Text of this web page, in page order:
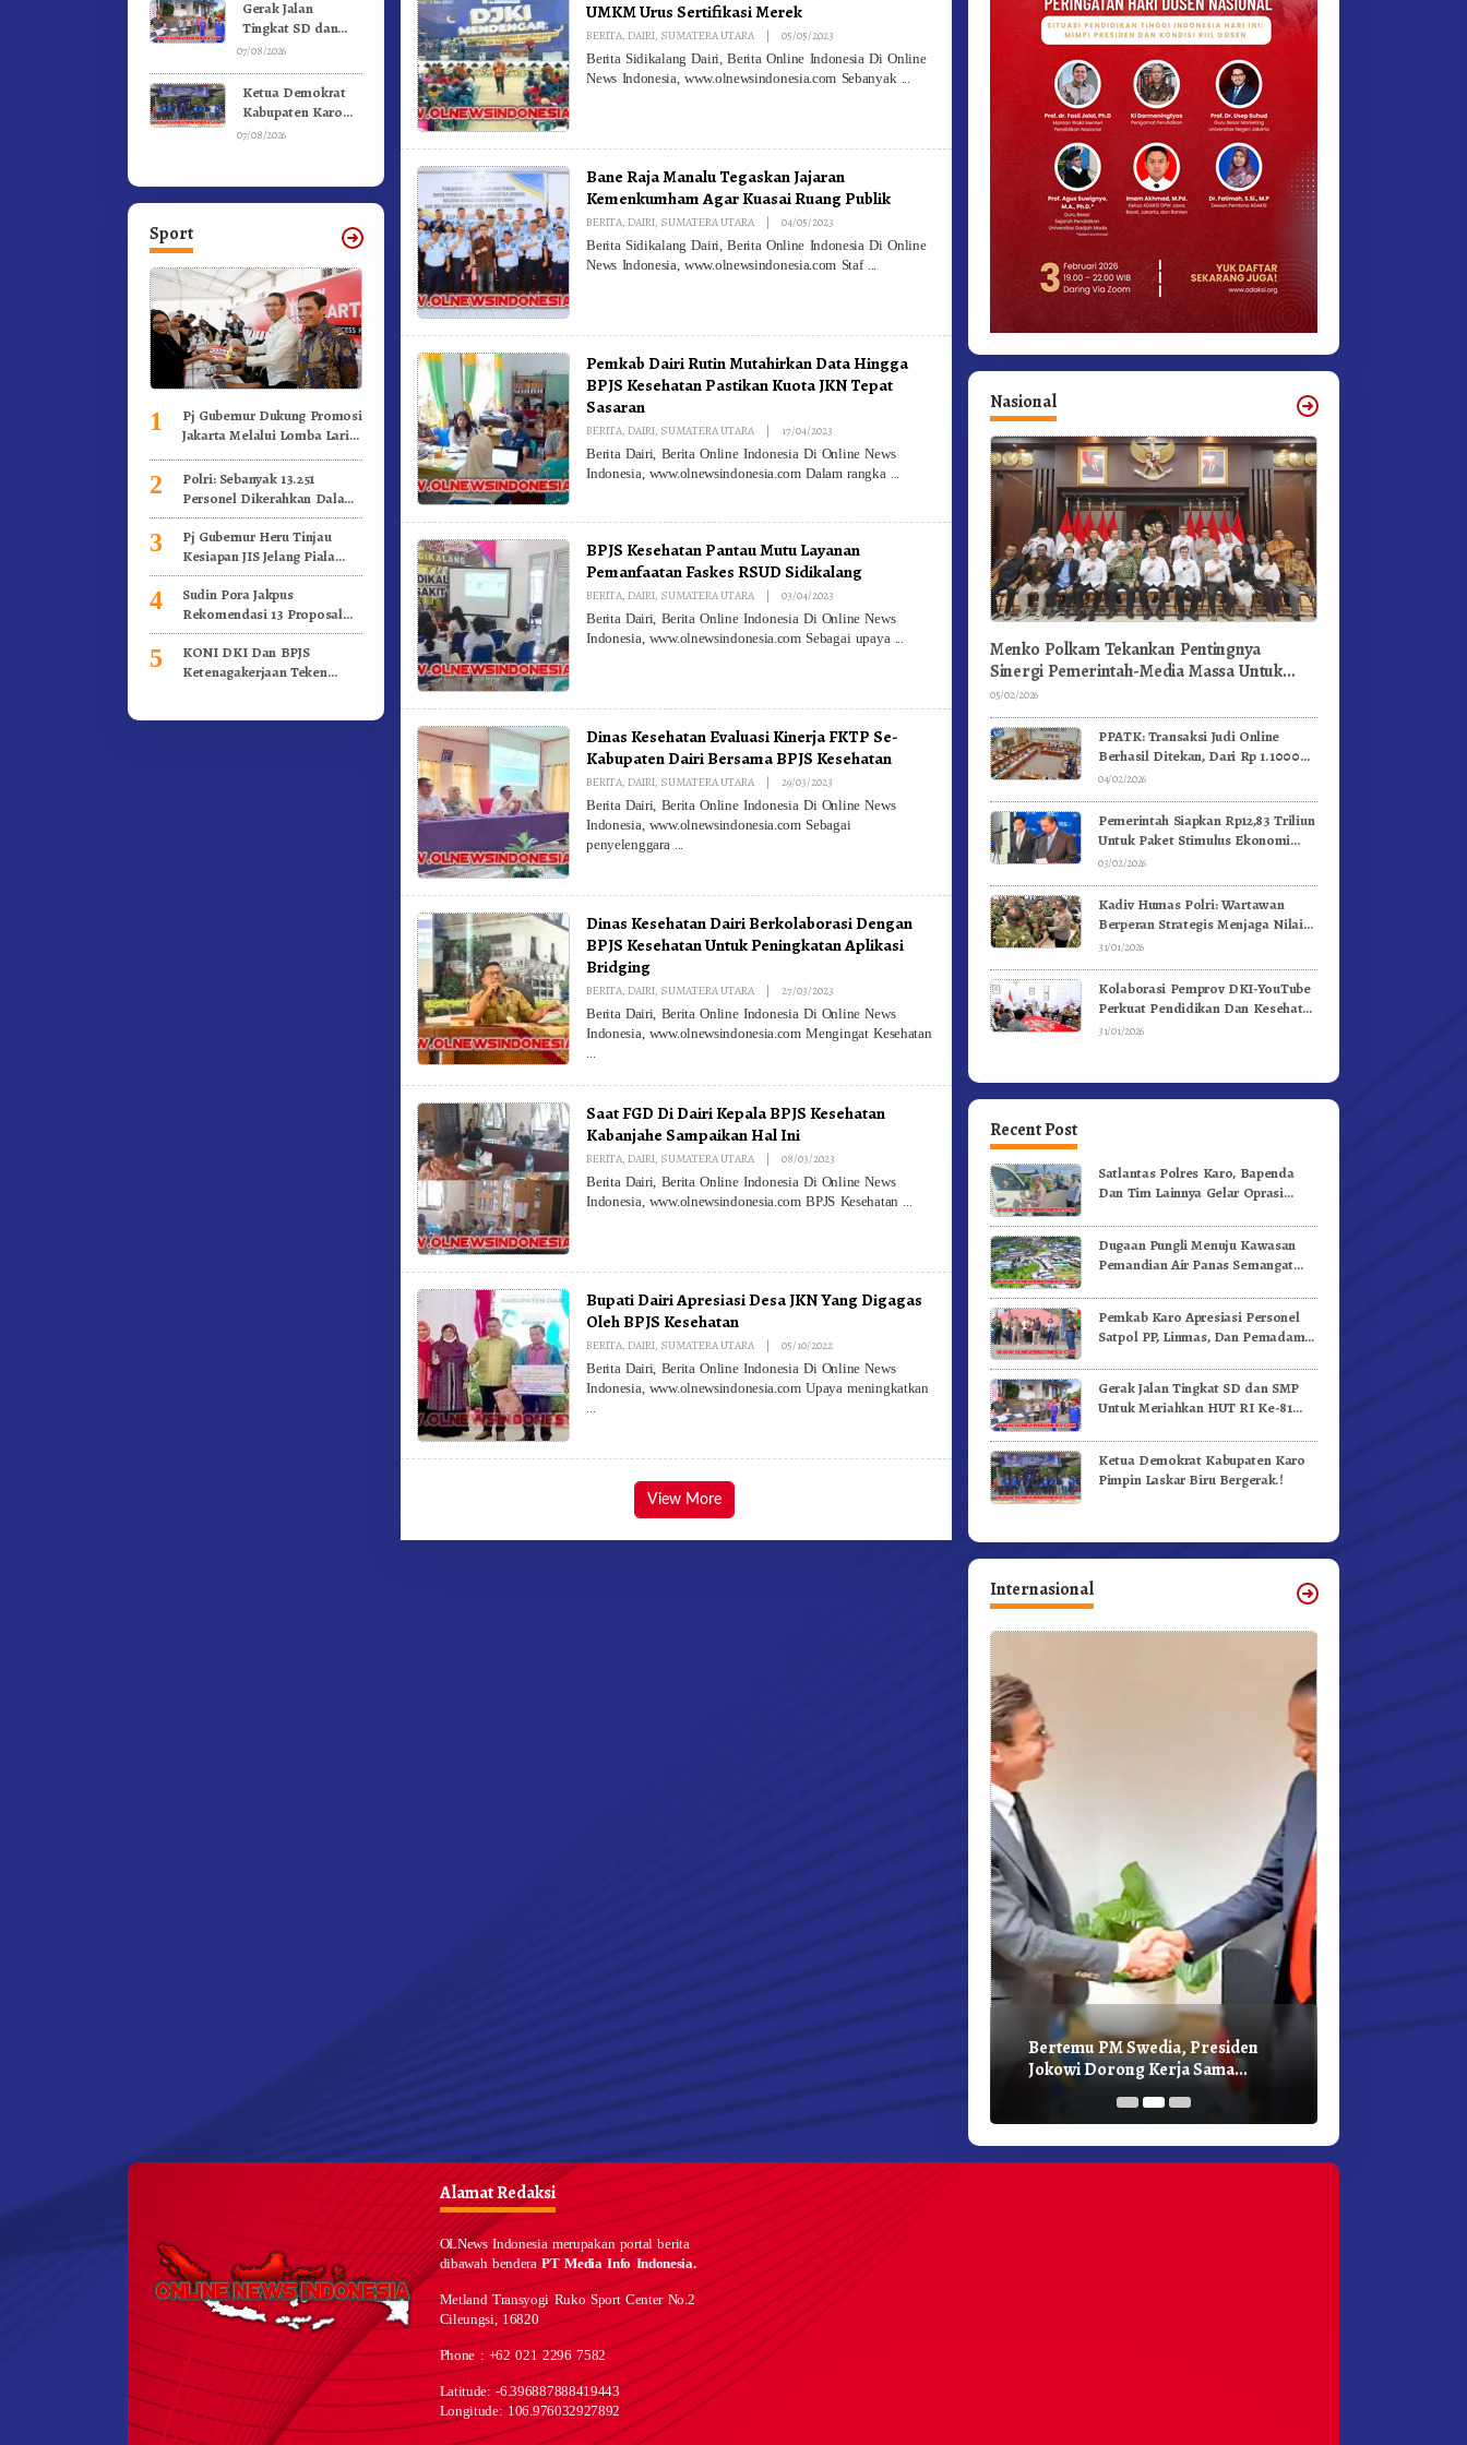
Gerak Jalan
Tingkat SD dan
SMP Untuk
Ke-81 Dibuka
Sekda Karo
07/08/2026
Ketua Demokrat
Kabupaten Karo
Pimpin Laskar Biru
07/08/2026
Sport
1
Pj Gubernur Dukung Promosi
Jakarta Melalui Lomba Lari
2
Polri: Sebanyak 13.251
Personel Dikerahkan Dalam
Pengamanan Piala Dunia U-
17 Indonesia
3
Pj Gubernur Heru Tinjau
Kesiapan JIS Jelang Piala
Dunia U-17
4
Sudin Pora Jakpus
Rekomendasi 13 Proposal
Kegiatan Kepemudaan
5
KONI DKI Dan BPJS
Ketenagakerjaan Teken
UMKM Urus Sertifikasi Merek
BERITA,DAIRI, SUMATERA UTARA | 05/05/2023
Berita Sidikalang Dairi, Berita Online Indonesia Di Online
News Indonesia, www.olnewsindonesia.com Sebanyak
Bane Raja Manalu Tegaskan Jajaran
Kemenkumham Agar Kuasai Ruang Publik
BERITA,DAIRI, SUMATERA UTARA | 04/05/2023
Berita Sidikalang Dairi, Berita Online Indonesia Di Online
News Indonesia, www.olnewsindonesia.com Staf
Pemkab Dairi Rutin Mutahirkan Data Hingga
BPJS Kesehatan Pastikan Kuota JKN Tepat
Sasaran
BERITA,DAIRI, SUMATERA UTARA | 17/04/2023
Berita Dairi, Berita Online Indonesia Di Online News
Indonesia, www.olnewsindonesia.com Dalam rangka
BPJS Kesehatan Pantau Mutu Layanan
Pemanfaatan Faskes RSUD Sidikalang
BERITA,DAIRI, SUMATERA UTARA | 03/04/2023
Berita Dairi, Berita Online Indonesia Di Online News
Indonesia, www.olnewsindonesia.com Sebagai upaya
Dinas Kesehatan Evaluasi Kinerja FKTP Se-
Kabupaten Dairi Bersama BPJS Kesehatan
BERITA,DAIRI, SUMATERA UTARA | 29/03/2023
Berita Dairi, Berita Online Indonesia Di Online News
Indonesia, www.olnewsindonesia.com Sebagai
penyelenggara
Dinas Kesehatan Dairi Berkolaborasi Dengan
BPJS Kesehatan Untuk Peningkatan Aplikasi
Bridging
BERITA,DAIRI, SUMATERA UTARA | 27/03/2023
Berita Dairi, Berita Online Indonesia Di Online News
Indonesia, www.olnewsindonesia.com Mengingat Kesehatan
Saat FGD Di Dairi Kepala BPJS Kesehatan
Kabanjahe Sampaikan Hal Ini
BERITA,DAIRI, SUMATERA UTARA | 08/03/2023
Berita Dairi, Berita Online Indonesia Di Online News
Indonesia, www.olnewsindonesia.com BPJS Kesehatan
Bupati Dairi Apresiasi Desa JKN Yang Digagas
Oleh BPJS Kesehatan
BERITA,DAIRI, SUMATERA UTARA | 05/10/2022By
Berita Dairi, Berita Online Indonesia Di Online News
Indonesia, www.olnewsindonesia.com Upaya meningkatkan
View More
Nasional
Menko Polkam Tekankan Pentingnya
Sinergi Pemerintah-Media Massa Untuk
Jaga Stabilitas Bangsa
05/02/2026
PPATK: Transaksi Judi Online
Berhasil Ditekan, Dari Rp 1.1000
Triliun Menjadi Rp 268 Triliun
04/02/2026
Pemerintah Siapkan Rp12,83 Triliun
Untuk Paket Stimulus Ekonomi
Kuartal I-2026
03/02/2026
Kadiv Humas Polri: Wartawan
Berperan Strategis Menjaga Nilai
Kebangsaan, Demokrasi, dan NKRI
31/01/2026
Kolaborasi Pemprov DKI-YouTube
Perkuat Pendidikan Dan Kesehatan
Mental
31/01/2026
Recent Post
Satlantas Polres Karo, Bapenda
Dan Tim Lainnya Gelar Oprasi
Dugaan Pungli Menuju Kawasan
Pemandian Air Panas Semangat
Videokan!
Pemkab Karo Apresiasi Personel
Satpol PP, Linmas, Dan Pemadam
Gerak Jalan Tingkat SD dan SMP
Untuk Meriahkan HUT RI Ke-81
Ketua Demokrat Kabupaten Karo
Pimpin Laskar Biru Bergerak.!
Internasional
Bertemu PM Swedia, Presiden
Jokowi Dorong Kerja Sama
Pembangunan Hijau
Presiden Jokowi Pertemuan
Bilateral Dengan PM Belanda
Alamat Redaksi
OLNews Indonesia merupakan portal berita
dibawah benderaPT Media Info Indonesia.
Metland Transyogi Ruko Sport Center No.2
Cileungsi, 16820
Phone : +62 021 2296 7582
Latitude: -6.396887888419443
Longitude: 106.976032927892